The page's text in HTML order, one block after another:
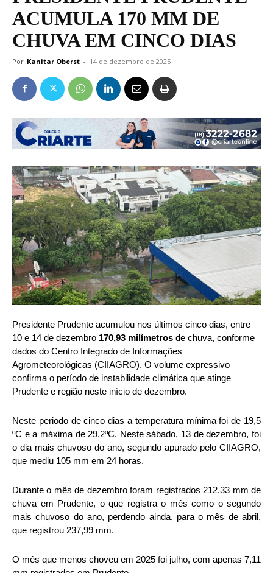
ACUMULA 170 MM DE
CHUVA EM CINCO DIAS
Por Kanitar Oberst - 14 de dezembro de 2025
Presidente Prudente acumulou nos últimos cinco dias, entre
10 e 14 de dezembro 170,93 milímetros de chuva, conforme
dados do Centro Integrado de Informações
Agrometeorológicas (CIIAGRO). O volume expressivo
confirma o período de instabilidade climática que atinge
Prudente e região neste início de dezembro.
Neste periodo de cinco dias a temperatura mínima foi de 19,5
ºC e a máxima de 29,2ºC. Neste sábado, 13 de dezembro, foi
o dia mais chuvoso do ano, segundo apurado pelo CIIAGRO,
que mediu 105 mm em 24 horas.
Durante o mês de dezembro foram registrados 212,33 mm de
chuva em Prudente, o que registra o mês como o segundo
mais chuvoso do ano, perdendo ainda, para o mês de abril,
que registrou 237,99 mm.
O mês que menos choveu em 2025 foi julho, com apenas 7,11